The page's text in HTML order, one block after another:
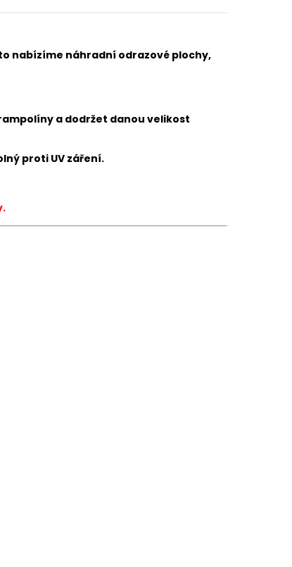
nabízíme náhradní odrazové plochy,
a dodržet danou velikost
proti UV záření.